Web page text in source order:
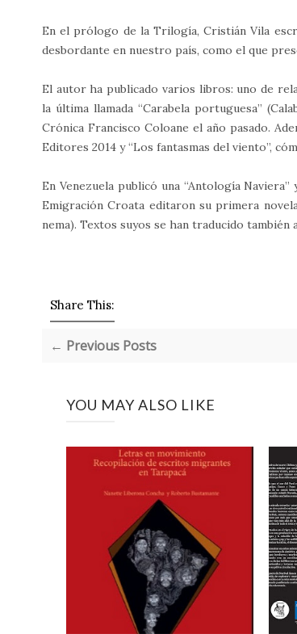
En el prólogo de la Trilogía, Cristián Vila
desbordante en nuestro país, como el que
El autor ha publicado varios libros: uno de
la última llamada “Carabela portuguesa”
Crónica Francisco Coloane el año pasado.
Editores 2014 y “Los fantasmas del viento”,
En Venezuela publicó una “Antología
Emigración Croata editaron su primera
nema). Textos suyos se han traducido también
Share This:
← Previous Posts
YOU MAY ALSO LIKE